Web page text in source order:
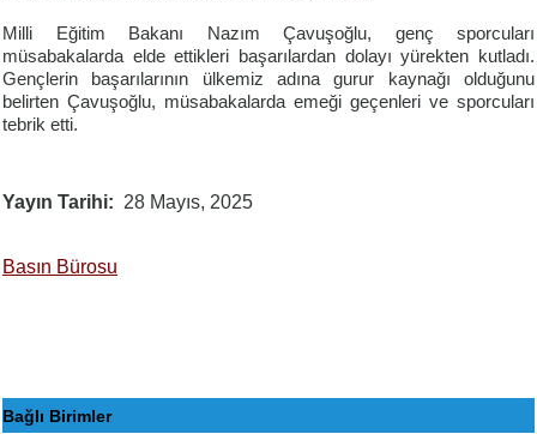
Milli Eğitim Bakanı Nazım Çavuşoğlu, genç sporcuları
müsabakalarda elde ettikleri başarılardan dolayı yürekten kutladı.
Gençlerin başarılarının ülkemiz adına gurur kaynağı olduğunu
belirten Çavuşoğlu, müsabakalarda emeği geçenleri ve sporcuları
tebrik etti.
Yayın Tarihi 28 Mayıs, 2025
Basın Bürosu
Bağlı Birimler